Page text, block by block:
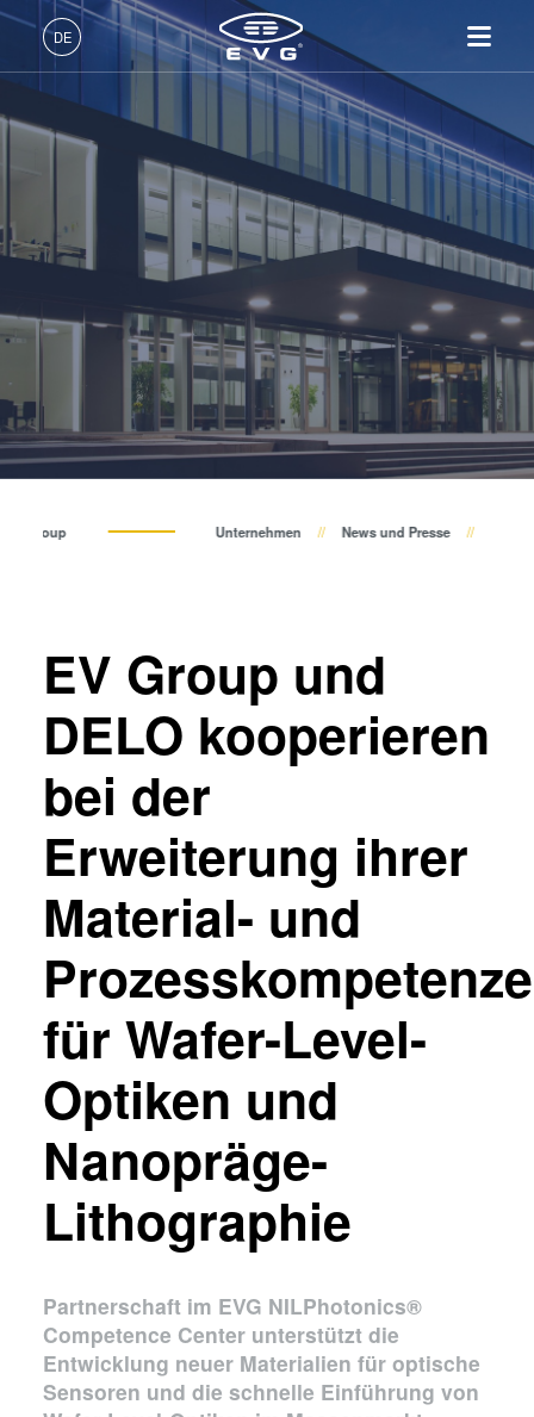
DE
Deutsch (DE)
日本語 (JA)
Produkte
Lithographie
Nanopräge-Lithographie
Metrologie
Dienstleistungen zur
Prozessentwicklung
Technologien
IR LayerRelease™
Technology
MLE™ - Maskless Exposure
Technologie
Nanopräge-Lithographie
(NIL) - SmartNIL®
Wafer-Level Optics
Optische Lithographie
Fotolackverarbeitung
Bonden
Anodisches Bonden
Hybrid- und Fusionsbonden
ComBond® Technologie
Metrologie
Unternehmen
Über EVG
Globale Präsenz
News und Presse
Events
Lieferanten und Partner
R&D Projects
INSIDER-Jobs
Arbeitsbereiche
INSIDER-Benefits
INSIDER
Wie werde ich INSIDER?
Infos für Schulen, Schüler
und Studenten
EV Group Unternehmen News und Presse
EV Group und
DELO kooperieren
bei der
Erweiterung ihrer
Material- und
für Wafer-Level-
Optiken und
Nanopräge-
Lithographie
Partnerschaft im EVG NILPhotonics®
Competence Center unterstützt die
Entwicklung neuer Materialien für optische
Sensoren und die schnelle Einführung von
Über EVG
Globale Präsenz
News und Presse
Events
Lieferanten und Partner
R&D Projects